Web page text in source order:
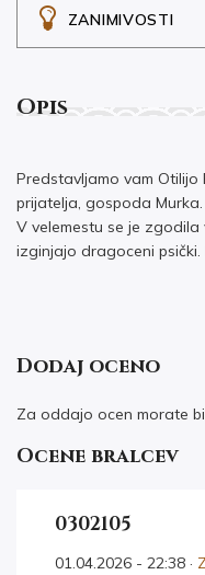
ZANIMIVOSTI
Opis
Predstavljamo vam Otilijo
prijatelja, gospoda
V velemestu se je
izginjajo dragoceni
Dodaj oceno
Za oddajo ocen morate
Ocene bralcev
0302105
01.04.2026 - 22:38 ·